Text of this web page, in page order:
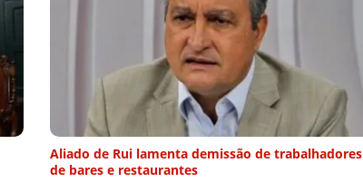
Aliado de Rui lamenta demissão de trabalhadores
de bares e restaurantes